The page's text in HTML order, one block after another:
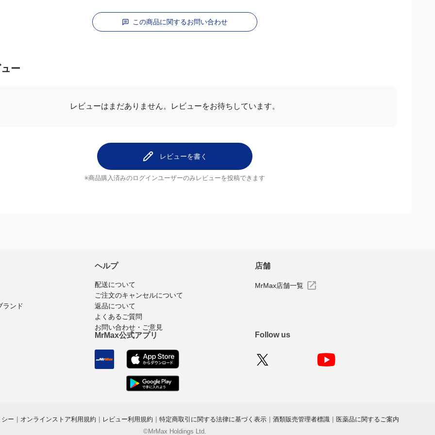
この商品に関するお問い合わせ
ー
レビューはまだありません。 レビューをお待ちしています。
レビューを書く
※商品購入済みのログインユーザーのみ レビューを投稿できます
ランド
ヘルプ
配送について
ご注文のキャンセルについて
返品について
よくあるご質問
お問い合わせ・ご意見
店舗
MrMax店舗一覧
MrMax公式アプリ Follow us
ー オンラインストア利用規約 レビュー利用規約 特定商取引に関する法律に基づく表示 酒類販売管理者標識
医薬品に関するご案内
©MrMax Holdings Ltd.